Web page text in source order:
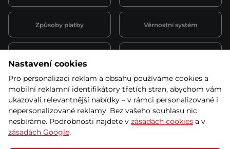
Způsoby platby Věrnostní systém
Půjčovna
obchodní podmínky
Kariéra
Nastavení cookies
Pro personalizaci reklam a obsahu používáme cookies a
mobilní reklamní identifikátory třetích stran, abychom vám
ukazovali relevantnější nabídky – v rámci personalizované i
nepersonalizované reklamy. Bez vašeho souhlasu nic
nesbíráme. Podrobnosti najdete v zásadách cookies a v
zásadách Google.